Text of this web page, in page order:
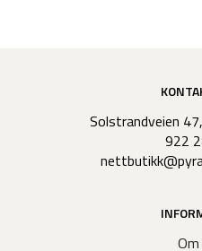
Solstrandveien
922